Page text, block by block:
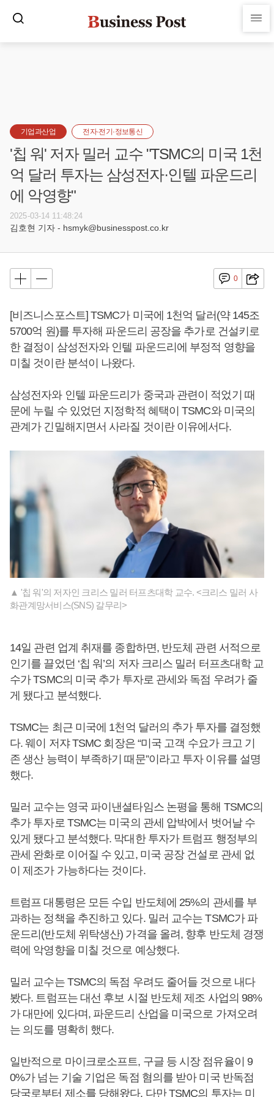
기업과산업 전자·전기·정보통신
'칩 워' 저자 밀러 교수 "TSMC의 미국 1천
억 달러 투자는 삼성전자·인텔 파운드리
에 악영향"
2025-03-14 11:48:24
김호현 기자 - hsmyk@businesspost.co.kr
0
[비즈니스포스트] TSMC가 미국에 1천억 달러(약 145조
5700억 원)를 투자해 파운드리 공장을 추가로 건설키로
한 결정이 삼성전자와 인텔 파운드리에 부정적 영향을
미칠 것이란 분석이 나왔다.
삼성전자와 인텔 파운드리가 중국과 관련이 적었기 때
문에 누릴 수 있었던 지정학적 혜택이 TSMC와 미국의
관계가 긴밀해지면서 사라질 것이란 이유에서다.
▲ '칩 워'의 저자인 크리스 밀러 터프츠대학 교수. <크리스 밀러 사
화관계망서비스(SNS) 갈무리>
14일 관련 업계 취재를 종합하면, 반도체 관련 서적으로
인기를 끌었던 ‘칩 워’의 저자 크리스 밀러 터프츠대학 교
수가 TSMC의 미국 추가 투자로 관세와 독점 우려가 줄
게 됐다고 분석했다.
TSMC는 최근 미국에 1천억 달러의 추가 투자를 결정했
다. 웨이 저쟈 TSMC 회장은 “미국 고객 수요가 크고 기
존 생산 능력이 부족하기 때문”이라고 투자 이유를 설명
했다.
밀러 교수는 영국 파이낸셜타임스 논평을 통해 TSMC의
추가 투자로 TSMC는 미국의 관세 압박에서 벗어날 수
있게 됐다고 분석했다. 막대한 투자가 트럼프 행정부의
관세 완화로 이어질 수 있고, 미국 공장 건설로 관세 없
이 제조가 가능하다는 것이다.
트럼프 대통령은 모든 수입 반도체에 25%의 관세를 부
과하는 정책을 추진하고 있다. 밀러 교수는 TSMC가 파
운드리(반도체 위탁생산) 가격을 올려, 향후 반도체 경쟁
력에 악영향을 미칠 것으로 예상했다.
밀러 교수는 TSMC의 독점 우려도 줄어들 것으로 내다
봤다. 트럼프는 대선 후보 시절 반도체 제조 사업의 98%
가 대만에 있다며, 파운드리 산업을 미국으로 가져오려
는 의도를 명확히 했다.
일반적으로 마이크로소프트, 구글 등 시장 점유율이 9
0%가 넘는 기술 기업은 독점 혐의를 받아 미국 반독점
당국로부터 제소를 당해왔다. 다만 TSMC의 투자는 미